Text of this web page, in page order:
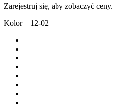
Zarejestruj się, aby zobaczyć ceny.
Kolor—12-02